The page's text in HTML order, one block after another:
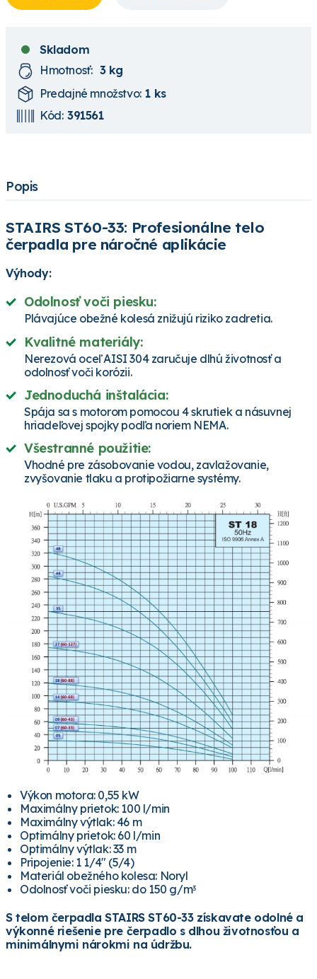
Skladom
Hmotnosť: 3 kg
Predajné množstvo: 1 ks
Kód: 391561
Popis
STAIRS ST60-33: Profesionálne telo
čerpadla pre náročné aplikácie
Výhody:
Odolnosť voči piesku:
Plávajúce obežné kolesá znižujú riziko zadretia.
Kvalitné materiály:
Nerezová oceľ AISI 304 zaručuje dlhú životnosť a
odolnosť voči korózii.
Jednoduchá inštalácia:
Spája sa s motorom pomocou 4 skrutiek a násuvnej
hriadeľovej spojky podľa noriem NEMA.
Všestranné použitie:
Vhodné pre zásobovanie vodou, zavlažovanie,
zvyšovanie tlaku a protipožiarne systémy.
Výkon motora: 0,55 kW
Maximálny prietok: 100 l/min
Maximálny výtlak: 46 m
Optimálny prietok: 60 l/min
Optimálny výtlak: 33 m
Pripojenie: 1 1/4" (5/4)
Materiál obežného kolesa: Noryl
Odolnosť voči piesku: do 150 g/m3
S telom čerpadla STAIRS ST60-33 získavate odolné a
výkonné riešenie pre čerpadlo s dlhou životnosťou a
minimálnymi nárokmi na údržbu.